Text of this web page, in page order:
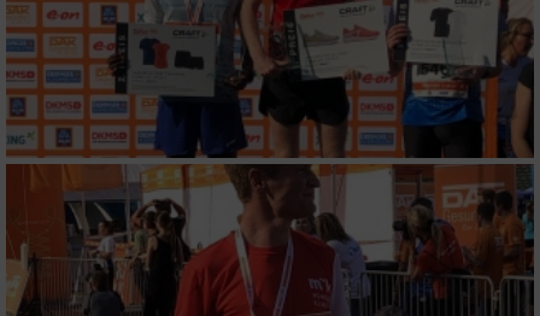
Verwendung genauer Standortdaten
Geräte anhand von aktiv angeforderten
Informationen identifizieren
Nicht-IAB-Verarbeitungszwecke:
Notwendig
Performance